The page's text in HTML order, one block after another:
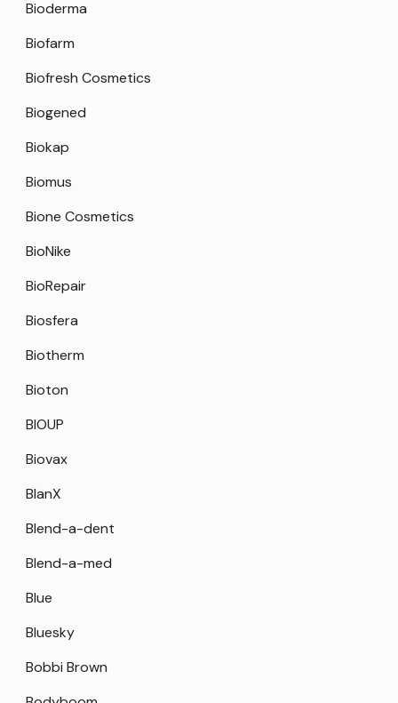
Bioderma
Biofarm
Biofresh Cosmetics
Biogened
Biokap
Biomus
Bione Cosmetics
BioNike
BioRepair
Biosfera
Biotherm
Bioton
BIOUP
Biovax
BlanX
Blend-a-dent
Blend-a-med
Blue
Bluesky
Bobbi Brown